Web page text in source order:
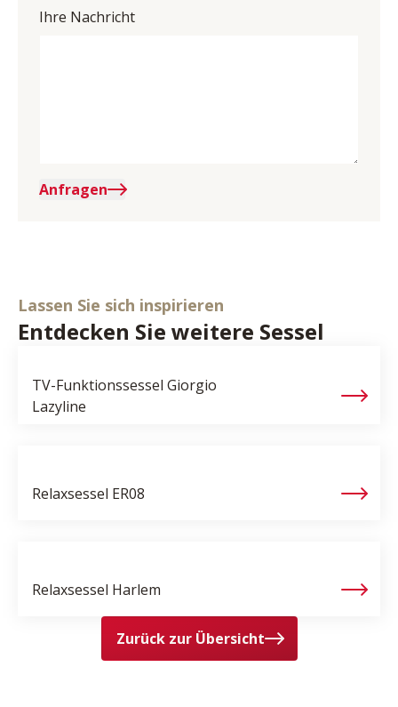
Ihre Nachricht
Anfragen
Lassen Sie sich inspirieren
Entdecken Sie weitere Sessel
TV-Funktionssessel Giorgio
Lazyline
Relaxsessel ER08
Relaxsessel Harlem
Zurück zur Übersicht